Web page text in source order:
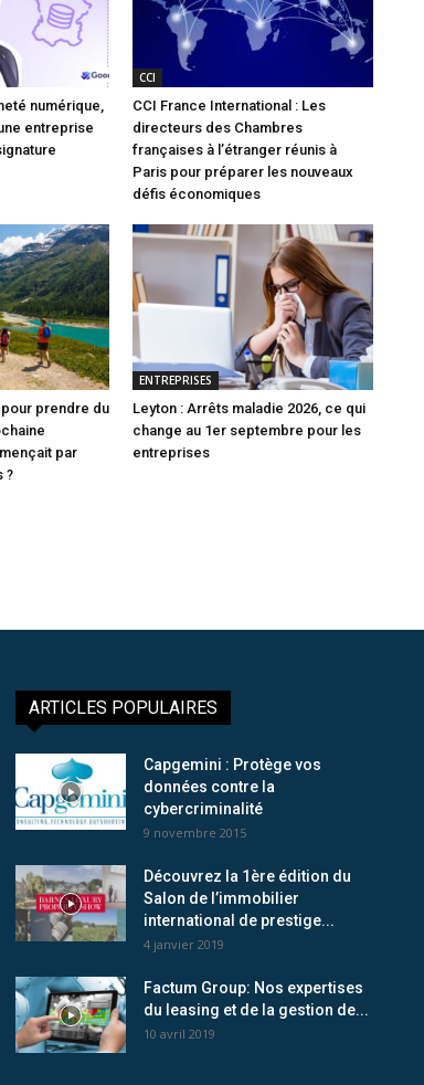
numérique,
entreprise
CCI
CCI France International : Les
directeurs des Chambres
françaises à l’étranger réunis à
Paris pour préparer les nouveaux
défis économiques
pour prendre du
par
?
ENTREPRISES
Leyton : Arrêts maladie 2026, ce qui
change au 1er septembre pour les
entreprises
ARTICLES POPULAIRES
Capgemini : Protège vos
données contre la
cybercriminalité
9 novembre 2015
Découvrez la 1ère édition du
Salon de l’immobilier
international de prestige...
4 janvier 2019
Factum Group: Nos expertises
du leasing et de la gestion de...
10 avril 2019